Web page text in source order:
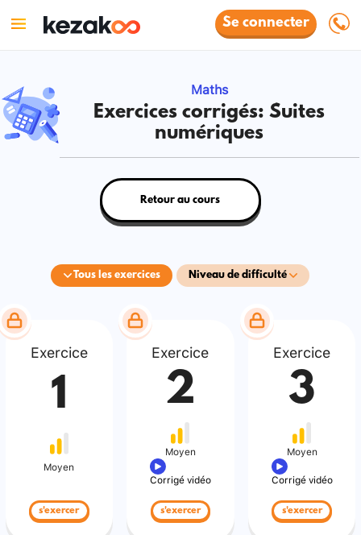
Se connecter
Maths
Exercices corrigés: Suites
numériques
Tous les exercices Niveau de difficulté
Retour au cours
Exercice
1
Moyen
s'exercer
Exercice
2
Moyen
Corrigé vidéo
s'exercer
Exercice
3
Moyen
Corrigé vidéo
s'exercer